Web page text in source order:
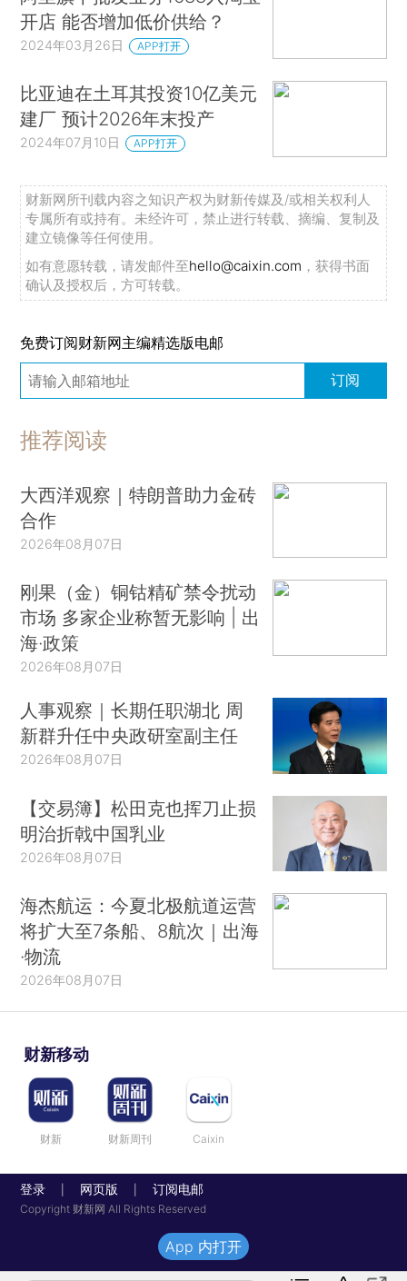
开店 能否增加低价供给？
2024年03月26日 APP打开
比亚迪在土耳其投资10亿美元
建厂 预计2026年末投产
2024年07月10日 APP打开
财新网所刊载内容之知识产权为财新传媒及/或相关权利人
专属所有或持有。未经许可，禁止进行转载、摘编、复制及
建立镜像等任何使用。
如有意愿转载，请发邮件至hello@caixin.com ，获得书面
确认及授权后，方可转载。
免费订阅财新网主编精选版电邮
订阅
推荐阅读
大西洋观察｜特朗普助力金砖
合作
2026年08月07日
刚果（金）铜钴精矿禁令扰动
市场 多家企业称暂无影响 | 出
海·政策
2026年08月07日
人事观察｜长期任职湖北 周
新群升任中央政研室副主任
2026年08月07日
【交易簿】松田克也挥刀止损
明治折戟中国乳业
2026年08月07日
海杰航运：今夏北极航道运营
将扩大至7条船、8航次｜出海
·物流
2026年08月07日
财新移动
财新 财新周刊 Caixin
登录 网页版 订阅电邮
Copyright 财新网 All Rights Reserved
App 内打开